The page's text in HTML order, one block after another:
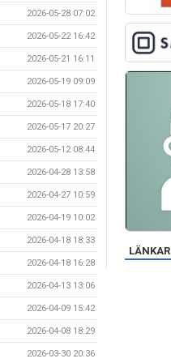
2026-05-28 07:02
2026-05-22 16:42
2026-05-21 16:11
2026-05-19 09:09
2026-05-18 17:40
2026-05-17 20:27
2026-05-12 08:44
2026-04-28 13:58
2026-04-27 10:59
2026-04-19 10:02
2026-04-18 18:33
2026-04-18 16:28
2026-04-13 13:06
2026-04-09 15:42
2026-04-08 18:29
2026-03-30 20:36
LÄNKAR